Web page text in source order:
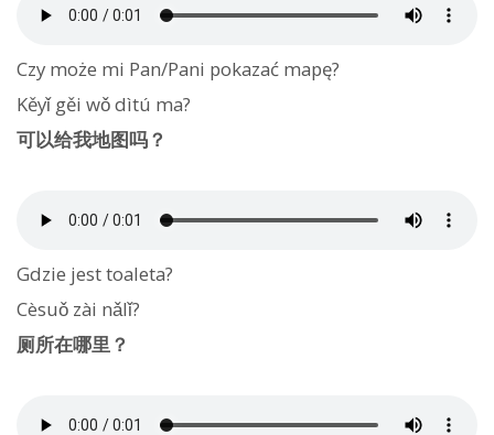
Czy może mi Pan/Pani pokazać mapę?
Kěyǐ gěi wǒ dìtú ma?
可以给我地图吗？
Gdzie jest toaleta?
Cèsuǒ zài nǎlǐ?
厕所在哪里？